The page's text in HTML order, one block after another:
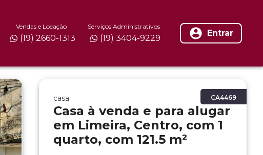
Vendas e Locação
(19) 2660-1313
Serviços Administrativos
(19) 3404-9229 Entrar
CA4469
casa
Casa à venda e para alugar
em Limeira, Centro, com 1
quarto, com 121.5 m²